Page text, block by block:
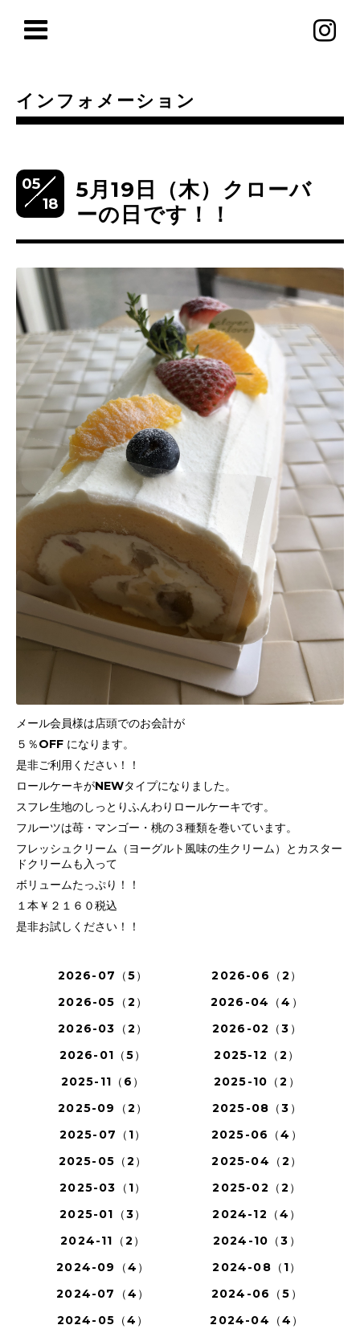
インフォメーション
05
18
5月19日（木）クローバ
ーの日です！！
メール会員様は店頭でのお会計が
５％OFF になります。
是非ご利用ください！！
ロールケーキがNEWタイプになりました。
スフレ生地のしっとりふんわりロールケーキです。
フルーツは苺・マンゴー・桃の３種類を巻いています。
フレッシュクリーム（ヨーグルト風味の生クリーム）とカスター
ドクリームも入って
ボリュームたっぷり！！
１本￥２１６０税込
是非お試しください！！
2026-07（5）
2026-06（2）
2026-05（2）
2026-04（4）
2026-03（2）
2026-02（3）
2026-01（5）
2025-12（2）
2025-11（6）
2025-10（2）
2025-09（2）
2025-08（3）
2025-07（1）
2025-06（4）
2025-05（2）
2025-04（2）
2025-03（1）
2025-02（2）
2025-01（3）
2024-12（4）
2024-11（2）
2024-10（3）
2024-09（4）
2024-08（1）
2024-07（4）
2024-06（5）
2024-05（4）
2024-04（4）